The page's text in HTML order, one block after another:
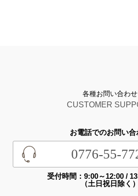
各種お問い合わせ
CUSTOMER
お電話でのお問い合
0776-55-
受付時間：9:00～12:00 /
（土日祝日除く）